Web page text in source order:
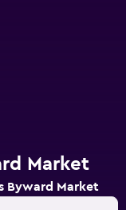
Market
Byward Market